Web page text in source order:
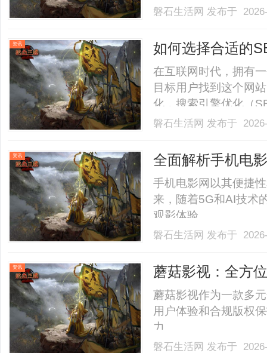
磐石生活网 发布于
资讯 如何选择合适的
在互联网时代，拥有
目标用户找到这个网
化，搜索引擎优化（
而选择一个优秀的
的SEO服务提供商，
磐石生活网 发布于
资讯 全面解析手机电
手机电影网以其便捷
来，随着5G和AI技术
观影体验。......
磐石生活网 发布于
资讯
蘑菇影视：全方
前景
蘑菇影视作为一款多
用户体验和合规版权
力。......
磐石生活网 发布于